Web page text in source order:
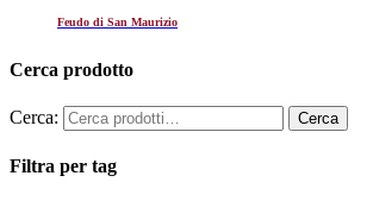
Feudo di San Maurizio
Cerca prodotto
Cerca:
Filtra per tag